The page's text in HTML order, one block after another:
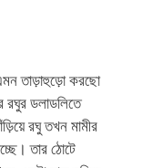
তাড়াহুড়ো করছো
রঘুর ডলাডলিতে
রঘু তখন মামীর
তার ঠোটে